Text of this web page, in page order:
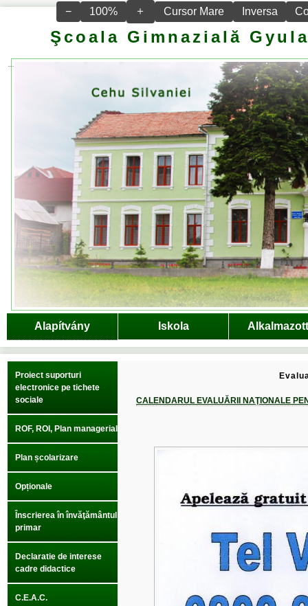
− 100% ＋ Cursor Mare Inversa
Şcoala Gimnazială
Alapítvány Iskola
Proiect suporturi
electronice pe tichete
sociale
ROF, ROI, Plan managerial
Plan școlarizare
Opționale
Înscrierea în învăţământul
primar
Declaratie de interese
cadre didactice
C.E.A.C.
CALENDARUL EVALUĂRII NAŢIONALE